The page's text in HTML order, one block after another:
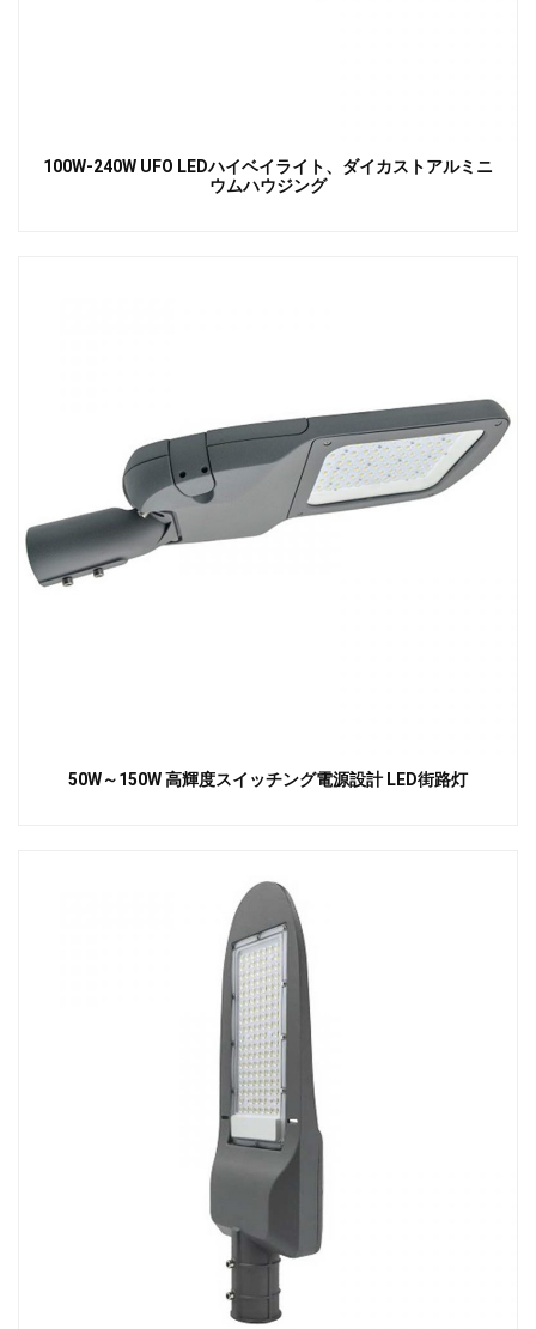
100W-240W UFO LEDハイベイライト、ダイカストアルミニ
ウムハウジング
50W～150W 高輝度スイッチング電源設計 LED街路灯